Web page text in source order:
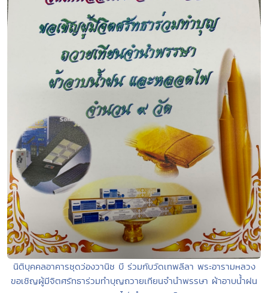
นิติบุคคลอาคารชุดว่องวานิช บี ร่วมกับวัดเทพลีลา พระอารามหลวง
ขอเชิญผู้มีจิตศรัทธาร่วมทำบุญถวายเทียนจำนำพรรษา ผ้าอาบน้ำฝน